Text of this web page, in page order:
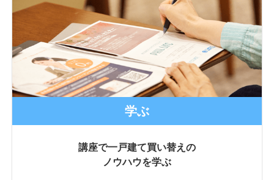
学ぶ
講座で一戸建て買い替えの
ノウハウを学ぶ